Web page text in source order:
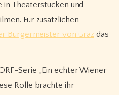
in Theaterstücken und
Für zusätzlichen
Bürgermeister von Graz das
Serie „Ein echter Wiener
Rolle brachte ihr